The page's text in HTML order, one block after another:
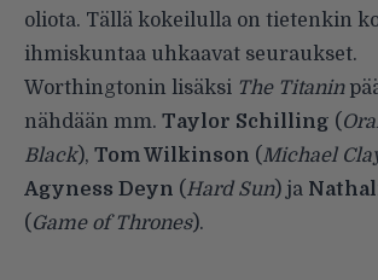
oliota. Tällä kokeilulla on tietenkin
ihmiskuntaa uhkaavat seuraukset.
Worthingtonin lisäksi The Titanin
nähdään mm. Taylor Schilling (
Black), Tom Wilkinson (Michael
Agyness Deyn (Hard Sun) ja
( Game of Thrones).